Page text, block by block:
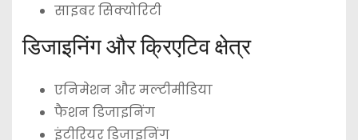
साइबर सिक्योरिटी
डिजाइनिंग और क्रिएटिव क्षेत्र
एनिमेशन और मल्टीमीडिया
फैशन डिजाइनिंग
इंटीरियर डिजाइनिंग